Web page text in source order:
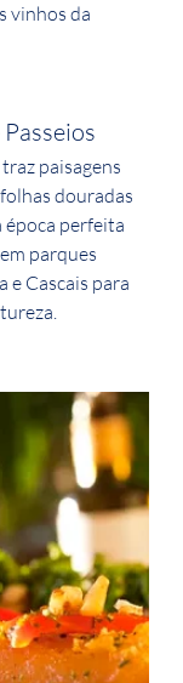
vinhos da
paisagens
douradas
época perfeita
parques
e Cascais para